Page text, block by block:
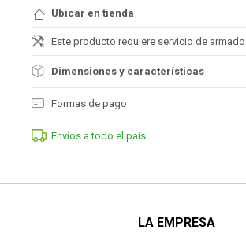
Ubicar en tienda
Este producto requiere servicio de armado
Dimensiones y características
Formas de pago
Envíos a todo el pais
LA EMPRESA